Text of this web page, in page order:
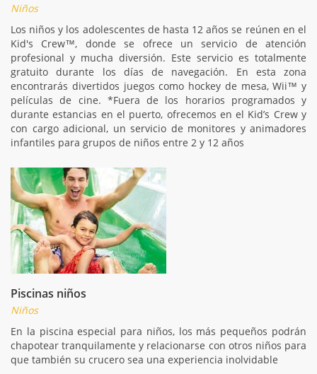
Niños
Los niños y los adolescentes de hasta 12 años se reúnen en el
Kid's Crew™, donde se ofrece un servicio de atención
profesional y mucha diversión. Este servicio es totalmente
gratuito durante los días de navegación. En esta zona
encontrarás divertidos juegos como hockey de mesa, Wii™ y
películas de cine. *Fuera de los horarios programados y
durante estancias en el puerto, ofrecemos en el Kid’s Crew y
con cargo adicional, un servicio de monitores y animadores
infantiles para grupos de niños entre 2 y 12 años
Piscinas niños
Niños
En la piscina especial para niños, los más pequeños podrán
chapotear tranquilamente y relacionarse con otros niños para
que también su crucero sea una experiencia inolvidable